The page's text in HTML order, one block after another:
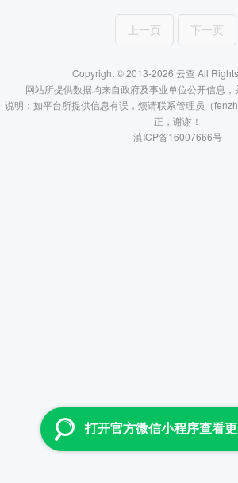
上一页 下一页
Copyright © 2013-2026 云查 All
网站所提供数据均来自政府及事业单位公开信息，
说明：如平台所提供信息有误，烦请联系管理员（
正，谢谢！
滇ICP备16007666号
打开官方微信小程序查看